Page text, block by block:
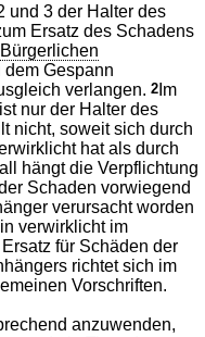
und 3 der Halter des
Ersatz des Schadens
Gespann
verlangen.2 Im
nur der Halter des
nicht, soweit sich durch
hat als durch
hängt die Verpflichtung
Schaden vorwiegend
verursacht worden
verwirklicht im
Ersatz für Schäden der
richtet sich im
Vorschriften.
anzuwenden,